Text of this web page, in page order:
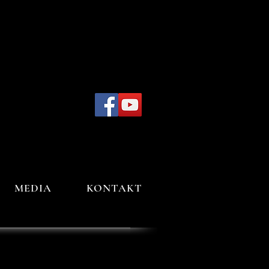
MEDIA KONTAKT